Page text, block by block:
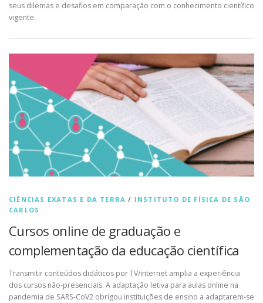
seus dilemas e desafios em comparação com o conhecimento científico
vigente.
CIÊNCIAS EXATAS E DA TERRA / INSTITUTO DE FÍSICA DE SÃO
CARLOS
Cursos online de graduação e
complementação da educação científica
Transmitir conteúdos didáticos por TV/internet amplia a experiência
dos cursos não-presenciais. A adaptação letiva para aulas online na
pandemia de SARS-CoV2 obrigou instituições de ensino a adaptarem-se